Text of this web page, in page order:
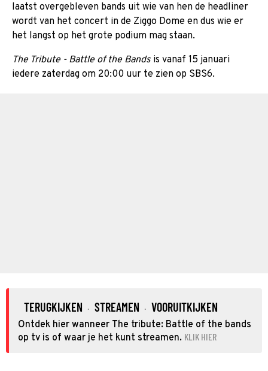
laatst overgebleven bands uit wie van hen de headliner
wordt van het concert in de Ziggo Dome en dus wie er
het langst op het grote podium mag staan.
The Tribute - Battle of the Bands is vanaf 15 januari
iedere zaterdag om 20:00 uur te zien op SBS6.
TERUGKIJKEN · STREAMEN · VOORUITKIJKEN
Ontdek hier wanneer The tribute: Battle of the bands
op tv is of waar je het kunt streamen. KLIK HIER